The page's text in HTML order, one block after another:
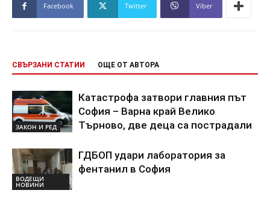
Facebook Twitter Viber
СВЪРЗАНИ СТАТИИ ОЩЕ ОТ АВТОРА
ЗАКОН И РЕД
Катастрофа затвори главния път
София – Варна край Велико
Търново, две деца са пострадали
ВОДЕЩИ
НОВИНИ
ГДБОП удари лаборатория за
фентанил в София